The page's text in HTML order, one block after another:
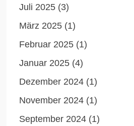
Juli 2025 (3)
März 2025 (1)
Februar 2025 (1)
Januar 2025 (4)
Dezember 2024 (1)
November 2024 (1)
September 2024 (1)